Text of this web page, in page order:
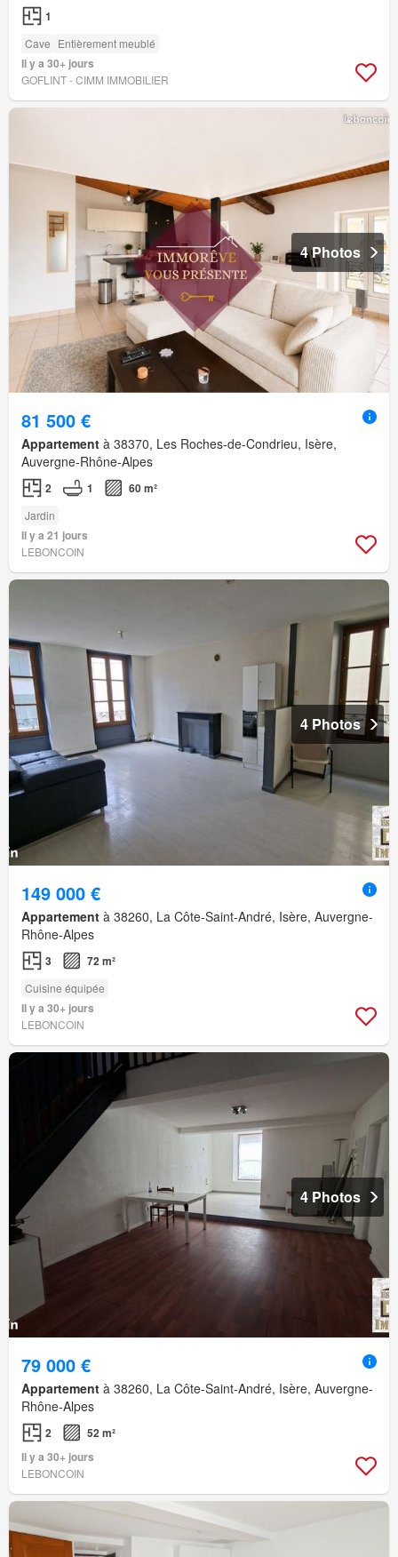
1
Cave Entièrement meublé
Il y a 30+ jours
GOFLINT - CIMM IMMOBILIER
4 Photos
81 500 €
Appartement à 38370, Les Roches-de-Condrieu, Isère,
Auvergne-Rhône-Alpes
2 1 60 m²
Jardin
Il y a 21 jours
LEBONCOIN
4 Photos
149 000 €
Appartement à 38260, La Côte-Saint-André, Isère, Auvergne-
Rhône-Alpes
3 72 m²
Cuisine équipée
Il y a 30+ jours
LEBONCOIN
4 Photos
79 000 €
Appartement à 38260, La Côte-Saint-André, Isère, Auvergne-
Rhône-Alpes
2
52 m²
Il y a 30+ jours
LEBONCOIN